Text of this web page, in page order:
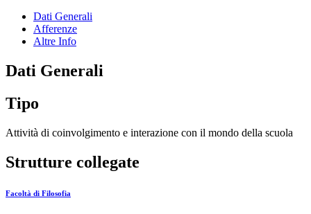
Dati Generali
Afferenze
Altre Info
Dati Generali
Tipo
Attività di coinvolgimento e interazione con il mondo della scuola
Strutture collegate
Facoltà di Filosofia